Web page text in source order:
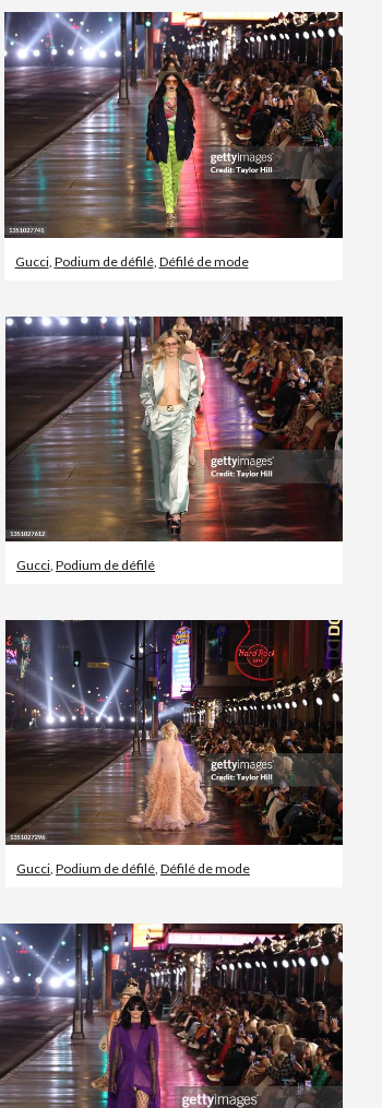
Gucci, Podium de défilé, Défilé de mode
Gucci Podium de défilé
Gucci Podium de défilé Défilé de mode